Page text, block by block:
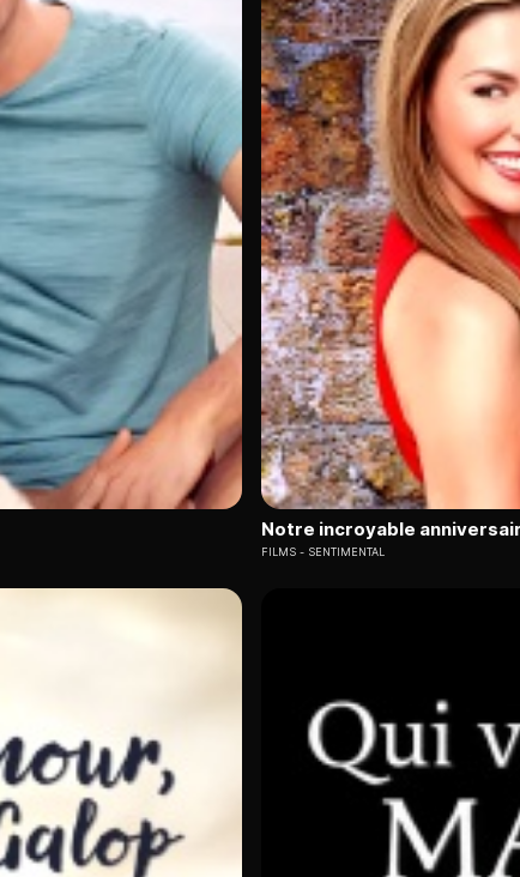
Notre incroyable
FILMS SENTIMENTAL